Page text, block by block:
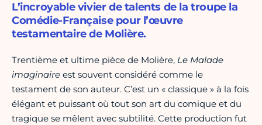
L’incroyable vivier de talents de la troupe la
Comédie-Française pour l’œuvre
testamentaire de Molière.
Trentième et ultime pièce de Molière, Le Malade
imaginaire est souvent considéré comme le
testament de son auteur. C’est un « classique » à la fois
élégant et puissant où tout son art du comique et du
tragique se mêlent avec subtilité. Cette production fut